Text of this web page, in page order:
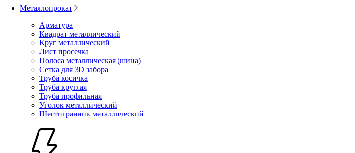
Металлопрокат
Арматура
Квадрат металлический
Круг металлический
Лист просечка
Полоса металлическая (шина)
Сетка для 3D забора
Труба косичка
Труба круглая
Труба профильная
Уголок металлический
Шестигранник металлический